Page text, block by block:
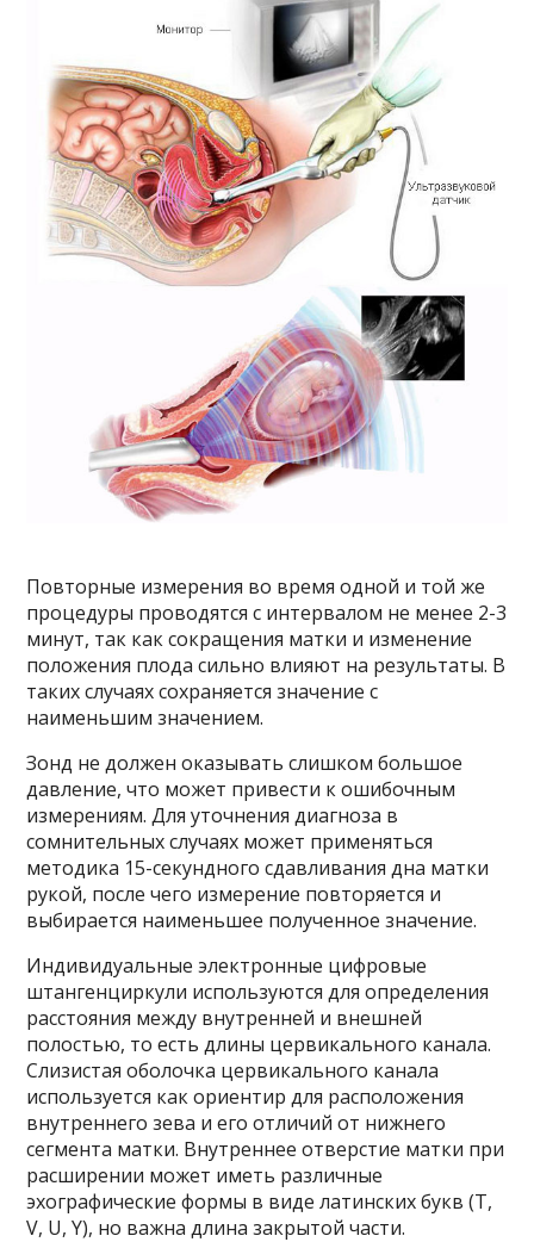
Повторные измерения во время одной и той же
процедуры проводятся с интервалом не менее 2-3
минут, так как сокращения матки и изменение
положения плода сильно влияют на результаты. В
таких случаях сохраняется значение с
наименьшим значением.
Зонд не должен оказывать слишком большое
давление, что может привести к ошибочным
измерениям. Для уточнения диагноза в
сомнительных случаях может применяться
методика 15-секундного сдавливания дна матки
рукой, после чего измерение повторяется и
выбирается наименьшее полученное значение.
Индивидуальные электронные цифровые
штангенциркули используются для определения
расстояния между внутренней и внешней
полостью, то есть длины цервикального канала.
Слизистая оболочка цервикального канала
используется как ориентир для расположения
внутреннего зева и его отличий от нижнего
сегмента матки. Внутреннее отверстие матки при
расширении может иметь различные
эхографические формы в виде латинских букв (T,
V, U, Y), но важна длина закрытой части.